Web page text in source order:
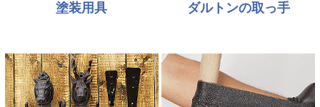
塗装用具 ダルトンの取っ手